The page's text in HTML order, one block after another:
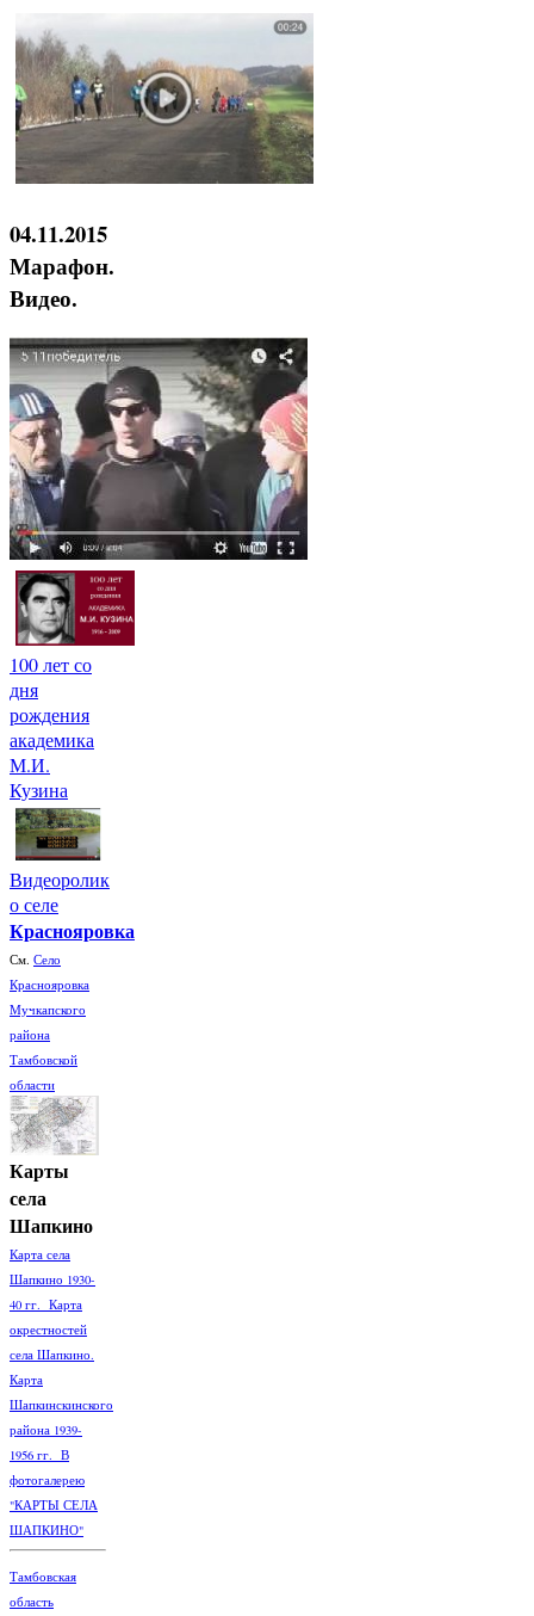
04.11.2015
Марафон.
Видео.
100 лет со
дня
рождения
академика
М.И.
Кузина
Видеоролик
о селе
Краснояровка
См. Село
Краснояровка
Мучкапского
района
Тамбовской
области
Карты
села
Шапкино
Карта села
Шапкино 1930-
40 гг. Карта
окрестностей
села Шапкино.
Карта
Шапкинскинского
района 1939-
1956 гг. В
фотогалерею
"КАРТЫ СЕЛА
ШАПКИНО"
Тамбовская
область